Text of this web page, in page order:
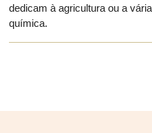
dedicam à agricultura ou a
química.